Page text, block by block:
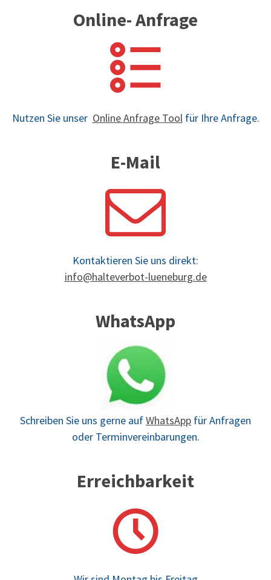
Online- Anfrage
Nutzen Sie unser Online Anfrage Toolfür Ihre Anfrage.
E-Mail
Kontaktieren Sie uns direkt:
info@halteverbot-lueneburg.de
WhatsApp
Schreiben Sie uns gerne aufWhatsApp für Anfragen
oder Terminvereinbarungen.
Erreichbarkeit